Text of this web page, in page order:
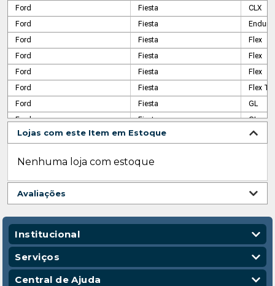
Ford
Fiesta
CLX
Ford
Fiesta
Endura
Ford
Fiesta
Flex
Ford
Fiesta
Flex
Ford
Fiesta
Flex
Ford
Fiesta
Flex
Ford
Fiesta
GL
Ford
Fiesta
GL
Ford
Fiesta
Ford
Fiesta
Ford
Fiesta
Ford
Ka
1.0
Ford
S
Ford
Ka
SE Plus
Ford
SE Plus
Lojas com este Item em Estoque
Nenhuma loja com estoque
Avaliações
Institucional
Quem Somos
Nossas Lojas
Código de Conduta
Serviços
Vendas Corporativas
Central de Ajuda